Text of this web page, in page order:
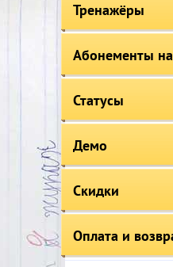
Тренажёры
Абонементы
Статусы
Демо
Скидки
Оплата и